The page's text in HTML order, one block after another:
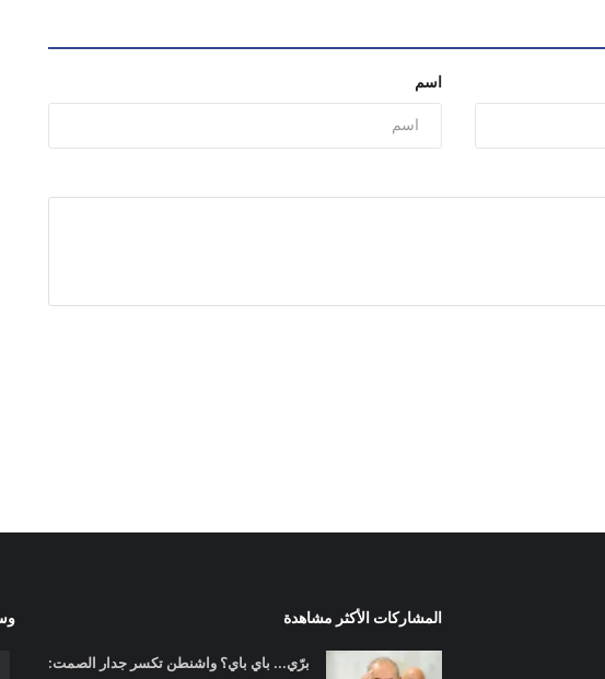
اسم
المشاركات الأكثر مشاهدة
برّي... باي باي؟ واشنطن تكسر جدار الصمت: